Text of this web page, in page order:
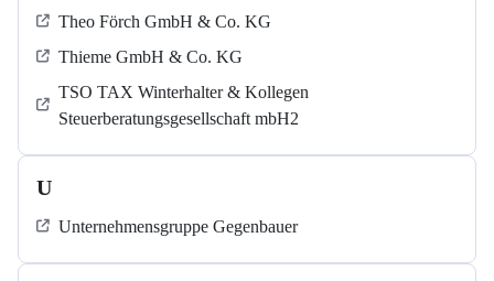
Theo Förch GmbH & Co. KG
Thieme GmbH & Co. KG
TSO TAX Winterhalter & Kollegen
Steuerberatungsgesellschaft mbH2
U
Unternehmensgruppe Gegenbauer